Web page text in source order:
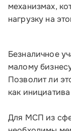
Блог
Контакты
механизмах,
нагрузку на
Безналичное
малому
Позволит ли
как
Для МСП из